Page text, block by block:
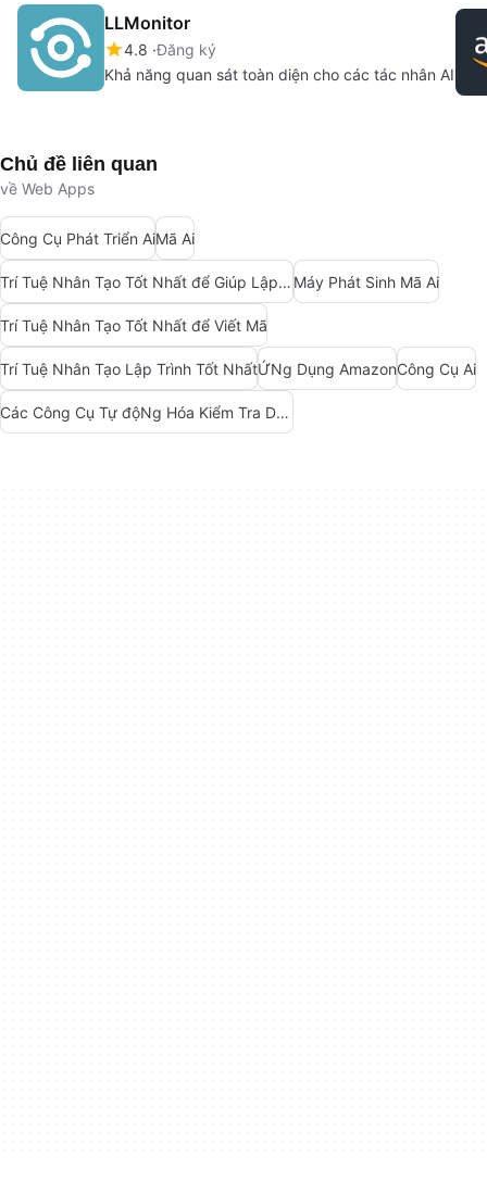
LLMonitor
4.8 Đăng ký
Khả năng quan sát toàn diện cho các tác nhân AI
Chủ đề liên quan
về Web Apps
Công Cụ Phát Triển AiMã Ai
Trí Tuệ Nhân Tạo Tốt Nhất để Giúp Lập Trình Máy Phát Sinh Mã Ai
Trí Tuệ Nhân Tạo Tốt Nhất để Viết Mã
Trí Tuệ Nhân Tạo Lập Trình Tốt NhấtỨNg Dụng AmazonCông Cụ Ai
Các Công Cụ Tự độNg Hóa Kiểm Tra Dựa Trên Ai